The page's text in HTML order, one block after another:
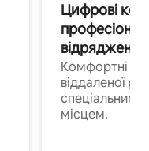
Цифрові
Комфортні
віддаленої
спеціальним
місцем.